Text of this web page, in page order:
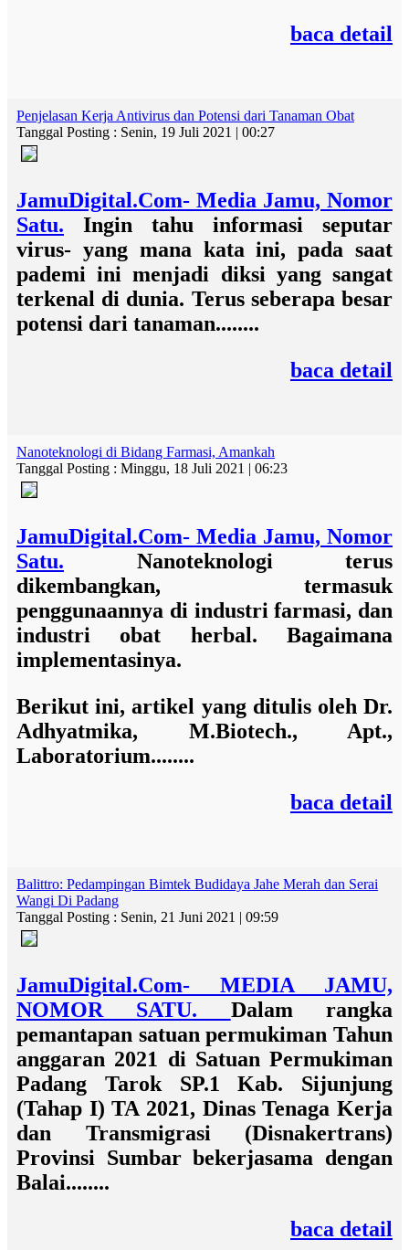
baca detail
Penjelasan Kerja Antivirus dan Potensi dari Tanaman Obat
Tanggal Posting : Senin, 19 Juli 2021 | 00:27
JamuDigital.Com- Media Jamu, Nomor
Satu. Ingin tahu informasi seputar
virus- yang mana kata ini, pada saat
pademi ini menjadi diksi yang sangat
terkenal di dunia. Terus seberapa besar
potensi dari tanaman........
baca detail
Nanoteknologi di Bidang Farmasi, Amankah
Tanggal Posting : Minggu, 18 Juli 2021 | 06:23
JamuDigital.Com- Media Jamu, Nomor
Satu. Nanoteknologi terus
dikembangkan, termasuk
penggunaannya di industri farmasi, dan
industri obat herbal. Bagaimana
implementasinya.
Berikut ini, artikel yang ditulis oleh Dr.
Adhyatmika, M.Biotech., Apt.,
Laboratorium........
baca detail
Balittro: Pedampingan Bimtek Budidaya Jahe Merah dan Serai
Wangi Di Padang
Tanggal Posting : Senin, 21 Juni 2021 | 09:59
JamuDigital.Com- MEDIA JAMU,
NOMOR SATU. Dalam rangka
pemantapan satuan permukiman Tahun
anggaran 2021 di Satuan Permukiman
Padang Tarok SP.1 Kab. Sijunjung
(Tahap I) TA 2021, Dinas Tenaga Kerja
dan Transmigrasi (Disnakertrans)
Provinsi Sumbar bekerjasama dengan
Balai........
baca detail